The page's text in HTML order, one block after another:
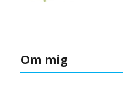
Om mig